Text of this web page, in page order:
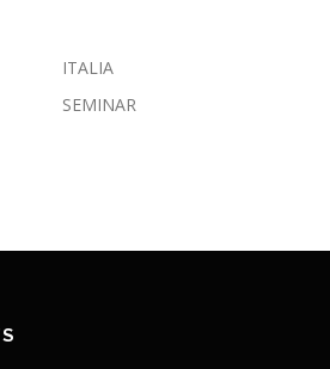
ITALIA
SEMINAR